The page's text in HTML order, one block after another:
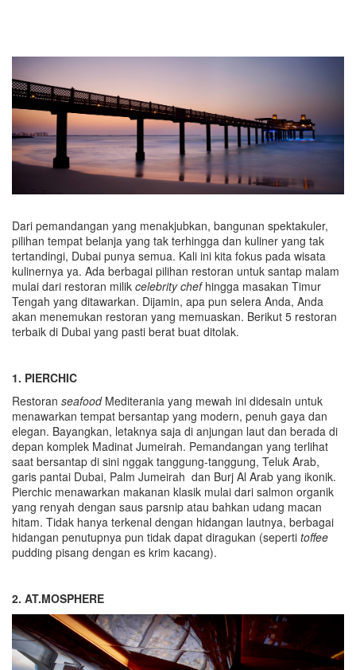
Dari pemandangan yang menakjubkan, bangunan spektakuler,
pilihan tempat belanja yang tak terhingga dan kuliner yang tak
tertandingi, Dubai punya semua. Kali ini kita fokus pada wisata
kulinernya ya. Ada berbagai pilihan restoran untuk santap malam
mulai dari restoran milik celebrity chefhingga masakan Timur
Tengah yang ditawarkan. Dijamin, apa pun selera Anda, Anda
akan menemukan restoran yang memuaskan. Berikut 5 restoran
terbaik di Dubai yang pasti berat buat ditolak.
1. PIERCHIC
Restoran seafoodMediterania yang mewah ini didesain untuk
menawarkan tempat bersantap yang modern, penuh gaya dan
elegan. Bayangkan, letaknya saja di anjungan laut dan berada di
depan komplek Madinat Jumeirah. Pemandangan yang terlihat
saat bersantap di sini nggak tanggung-tanggung, Teluk Arab,
garis pantai Dubai, Palm Jumeirah dan Burj Al Arab yang ikonik.
Pierchic menawarkan makanan klasik mulai dari salmon organik
yang renyah dengan saus parsnip atau bahkan udang macan
hitam. Tidak hanya terkenal dengan hidangan lautnya, berbagai
hidangan penutupnya pun tidak dapat diragukan (seperti toffee
pudding pisang dengan es krim kacang).
2. AT.MOSPHERE